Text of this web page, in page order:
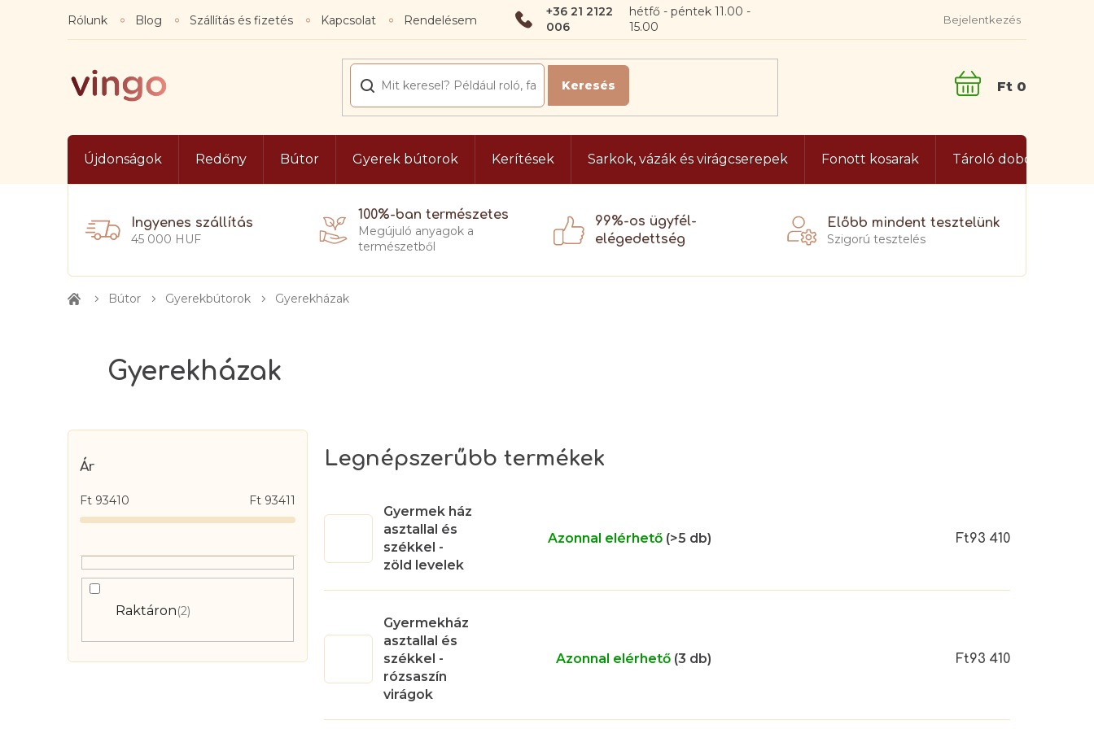
+36 21 2122
006
Rólunk Blog Szállítás és fizetés Kapcsolat Rendelésem Bejelentkezés
KOSÁR
Újdonságok Redőny Bútor Gyerek bútorok Kerítések Sarkok, vázák és virágcserepek Fonott kosarak Tároló dobozok és
Ingyenes szállítás
45 000 HUF
100%-ban természetes
Megújuló anyagok a
természetből
99%-os ügyfél-
elégedettség
Előbb mindent tesztelünk
Szigorú tesztelés
Kezdőlap
Bútor Gyerekbútorok Gyerekházak
Gyerekházak
O
e
Ár
Ft 93410 Ft 93411
Raktáron 2
Legnépszerűbb termékek
Gyermek ház
asztallal és
székkel -
zöld levelek
Azonnal elérhető (>5 db) Ft93 410
Gyermekház
asztallal és
székkel -
rózsaszín
virágok
Azonnal elérhető (3 db) Ft93 410